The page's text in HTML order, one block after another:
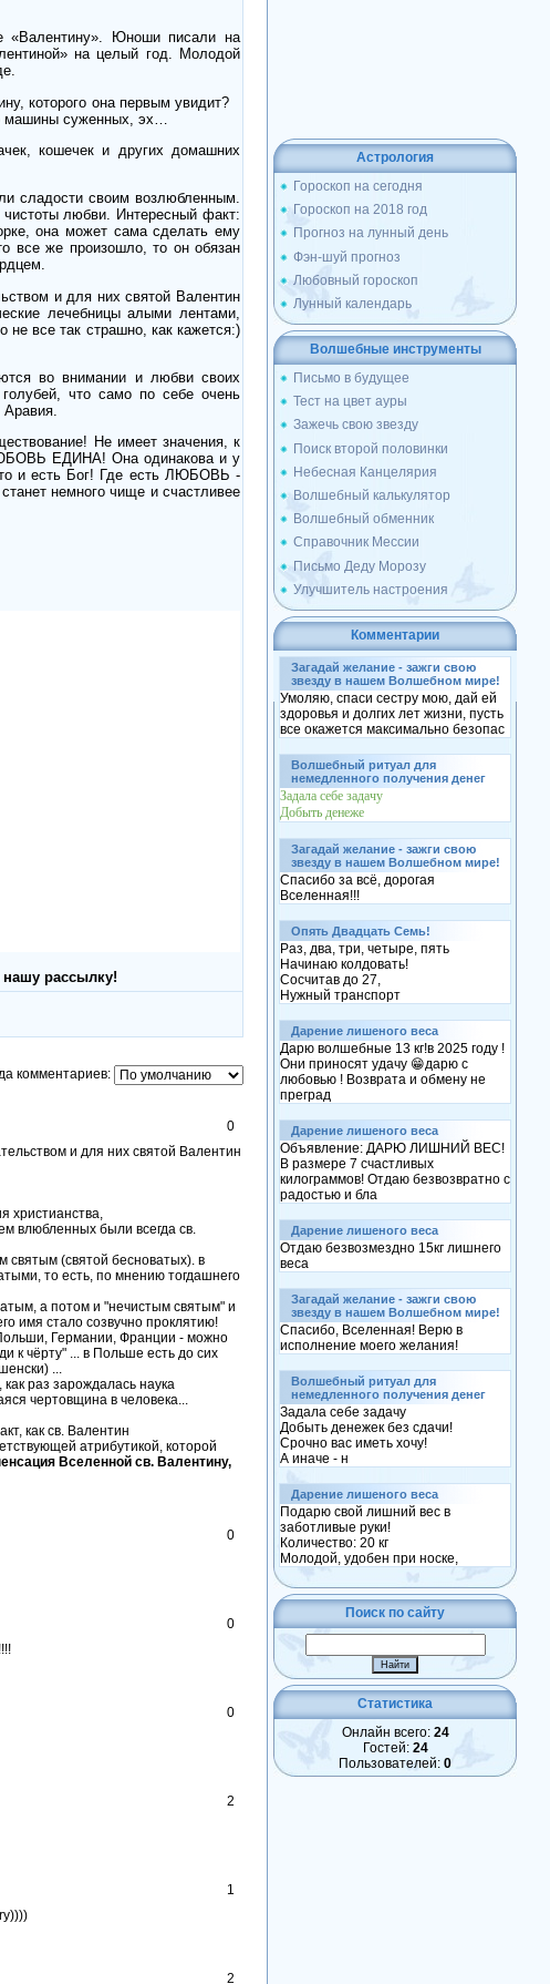
«Валентину». Юноши писали на
на целый год. Молодой
которого она первым увидит?
машины суженных, эх…
кошечек и других домашних
сладости своим возлюбленным.
любви. Интересный факт:
она может сама сделать ему
все же произошло, то он обязан
и для них святой Валентин
лечебницы алыми лентами,
все так страшно, как кажется:)
во внимании и любви своих
что само по себе очень
Аравия.
Не имеет значения, к
ЕДИНА! Она одинакова и у
и есть Бог! Где есть ЛЮБОВЬ -
немного чище и счастливее
нашу рассылку!
комментариев:
0
и для них святой Валентин
христианства,
влюбленных были всегда св.
святым (святой бесноватых). в
то есть, по мнению тогдашнего
а потом и "нечистым святым" и
стало созвучно проклятию!
Германии, Франции - можно
к чёрту" ... в Польше есть до сих
...
раз зарождалась наука
чертовщина в человека...
как св. Валентин
атрибутикой, которой
Вселенной св. Валентину,
0
0
0
2
1
2
Астрология
Гороскоп на сегодня
Гороскоп на 2018 год
Прогноз на лунный день
Фэн-шуй прогноз
Любовный гороскоп
Лунный календарь
Волшебные инструменты
Письмо в будущее
Тест на цвет ауры
Зажечь свою звезду
Поиск второй половинки
Небесная Канцелярия
Волшебный калькулятор
Волшебный обменник
Справочник Мессии
Письмо Деду Морозу
Улучшитель настроения
Комментарии
Загадай желание - зажги свою
звезду в нашем Волшебном мире!
Умоляю, спаси сестру мою, дай ей
здоровья и долгих лет жизни, пусть
все окажется максимально безопас
Волшебный ритуал для
немедленного получения денег
Задала себе задачу
Добыть денеже
Загадай желание - зажги свою
звезду в нашем Волшебном мире!
Спасибо за всё, дорогая
Вселенная!!!
Опять Двадцать Семь!
Раз, два, три, четыре, пять
Начинаю колдовать!
Сосчитав до 27,
Нужный транспорт
Дарение лишеного веса
Дарю волшебные 13 кг!в 2025 году !
Они приносят удачу 😁дарю с
любовью ! Возврата и обмену не
преград
Дарение лишеного веса
Объявление: ДАРЮ ЛИШНИЙ ВЕС!
В размере 7 счастливых
килограммов! Отдаю безвозвратно с
радостью и бла
Дарение лишеного веса
Отдаю безвозмездно 15кг лишнего
веса
Загадай желание - зажги свою
звезду в нашем Волшебном мире!
Спасибо, Вселенная! Верю в
исполнение моего желания!
Волшебный ритуал для
немедленного получения денег
Задала себе задачу
Добыть денежек без сдачи!
Срочно вас иметь хочу!
А иначе - н
Дарение лишеного веса
Подарю свой лишний вес в
заботливые руки!
Количество: 20 кг
Молодой, удобен при носке,
Поиск по сайту
Статистика
Онлайн всего: 24
Гостей: 24
Пользователей: 0